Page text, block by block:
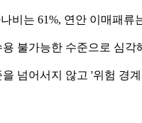
비는 61%, 연안 이매패
불가능한 수준으로 심각
넘어서지 않고 '위험 경